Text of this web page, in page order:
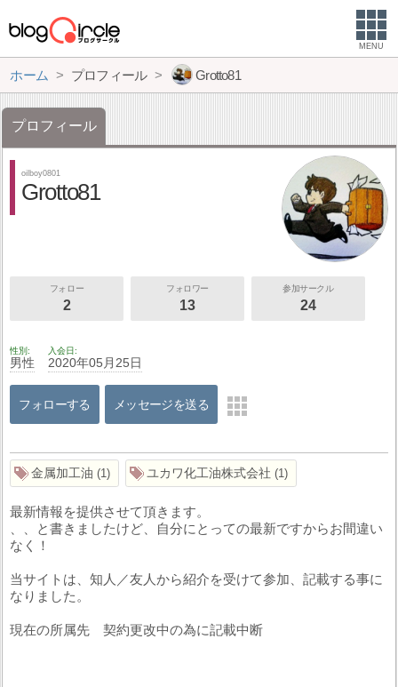
MENU
ホーム プロフィール Grotto81
プロフィール
oilboy0801
Grotto81
フォロー
2
フォロワー
13
参加サークル
24
性別
男性
入会日
2020年05月25日
フォローする メッセージを送る
金属加工油 1 ユカワ化工油株式会社 1
最新情報を提供させて頂きます。
、、と書きましたけど、自分にとっての最新ですからお間違い
なく！
当サイトは、知人／友人から紹介を受けて参加、記載する事に
なりました。
現在の所属先 契約更改中の為に記載中断